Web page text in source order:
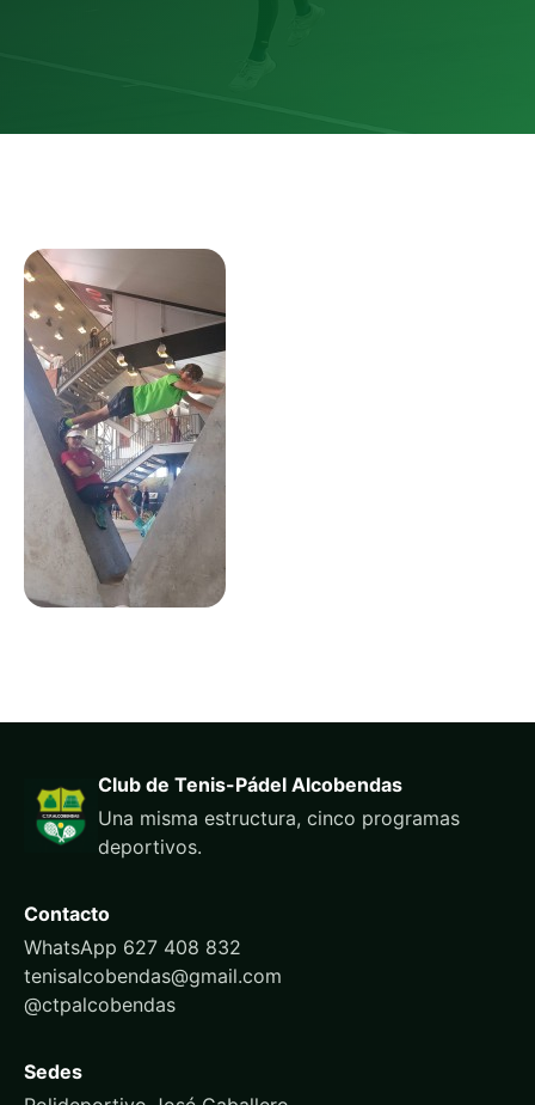
Club de Tenis-Pádel Alcobendas
Una misma estructura, cinco programas
deportivos.
Contacto
WhatsApp 627 408 832
tenisalcobendas@gmail.com
@ctpalcobendas
Sedes